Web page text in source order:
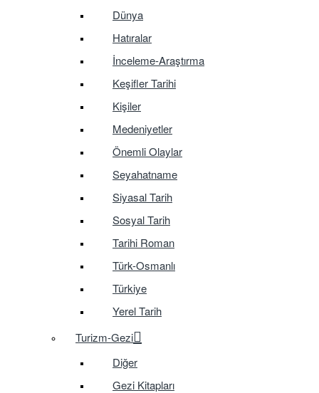
Dünya
Hatıralar
İnceleme-Araştırma
Keşifler Tarihi
Kişiler
Medeniyetler
Önemli Olaylar
Seyahatname
Siyasal Tarih
Sosyal Tarih
Tarihi Roman
Türk-Osmanlı
Türkiye
Yerel Tarih
Turizm-Gezi
Diğer
Gezi Kitapları